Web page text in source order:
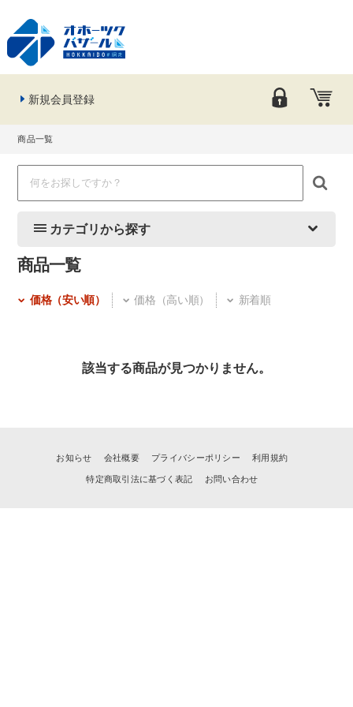
新規会員登録
商品一覧
カテゴリから探す
商品一覧
価格（安い順） 価格（高い順） 新着順
該当する商品が見つかりません。
お知らせ 会社概要 プライバシーポリシー 利用規約
特定商取引法に基づく表記 お問い合わせ